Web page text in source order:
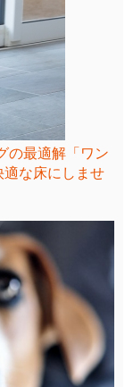
の最適解「ワン
適な床にしませ